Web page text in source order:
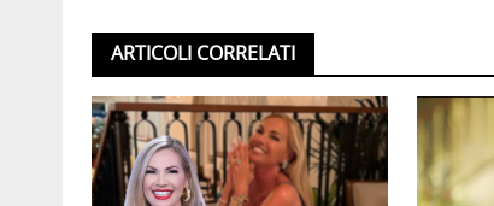
ARTICOLI CORRELATI